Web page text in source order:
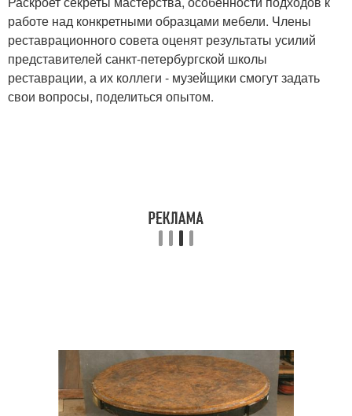
работе над конкретными образцами мебели. Члены
реставрационного совета оценят результаты усилий
представителей санкт-петербургской школы
реставрации, а их коллеги - музейщики смогут задать
свои вопросы, поделиться опытом.